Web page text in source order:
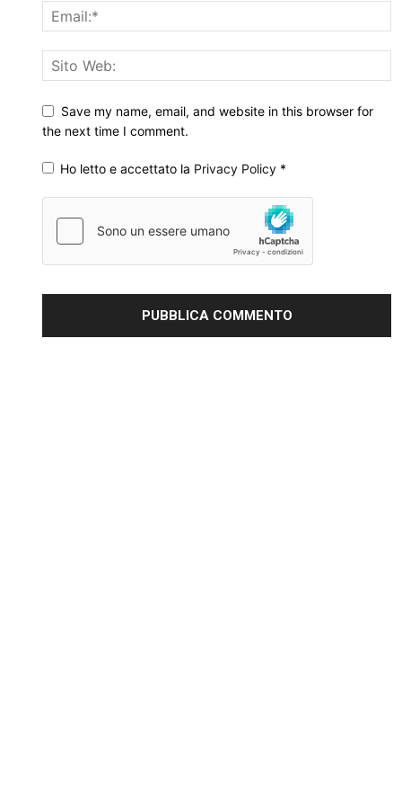
Save my name, email, and website in this browser for
the next time I comment.
Ho letto e accettato la Privacy Policy *